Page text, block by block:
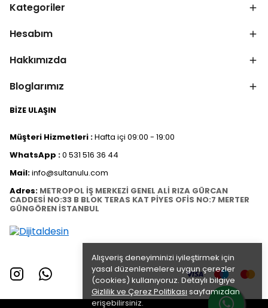
Alışveriş deneyiminizi iyileştirmek için
yasal düzenlemelere uygun çerezler
(cookies) kullanıyoruz. Detaylı bilgiye
Gizlilik ve Çerez Politikası sayfamızdan
erişebilirsiniz.
Kategoriler
Hesabım
Hakkımızda
Bloglarımız
BİZE ULAŞIN
Müşteri Hizmetleri :Hafta içi 09:00 - 19:00
WhatsApp :0 531 516 36 44
Mail:info@sultanulu.com
Adres: METROPOL İŞ MERKEZİ GENEL ALİ RIZA GÜRCAN
CADDESİ NO:33 B BLOK TERAS KAT PİYES OFİS NO:7 MERTER
GÜNGÖREN İSTANBUL